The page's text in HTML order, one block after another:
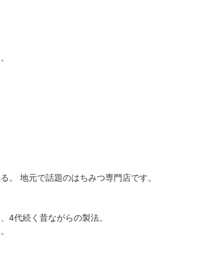
。 地元で話題のはちみつ専門店です。
4代続く昔ながらの製法。